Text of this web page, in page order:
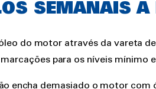
SEMANAIS A
do motor através da vareta
para os níveis mínimo
encha demasiado o motor